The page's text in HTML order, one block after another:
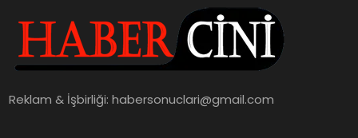
Reklam & İşbirliği:habersonuclari@gmail.com